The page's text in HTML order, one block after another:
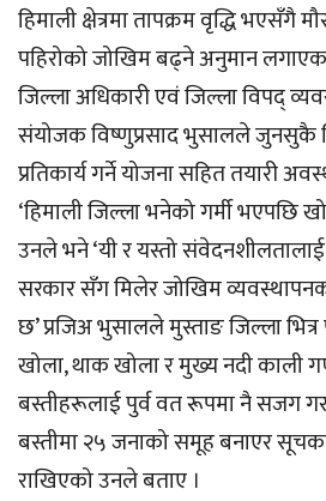
हिमाली क्षेत्रमा तापक्रम वृद्धि भएसँगै
पहिरोको जोखिम बढ्ने अनुमान
जिल्ला अधिकारी एवं जिल्ला विपद्
संयोजक विष्णुप्रसाद भुसालले जुनसुकै
प्रतिकार्य गर्ने योजना सहित तयारी
‘हिमाली जिल्ला भनेको गर्मी भएपछि
उनले भने ‘यी र यस्तो
सरकार सँग मिलेर जोखिम
छ’ प्रजिअ भुसालले मुस्ताङ जिल्ला भित्र
खोला, थाक खोला र मुख्य नदी काली
बस्तीहरूलाई पुर्व वत रूपमा नै सजग
बस्तीमा २५ जनाको समूह बनाएर
राखिएको उनले बताए ।